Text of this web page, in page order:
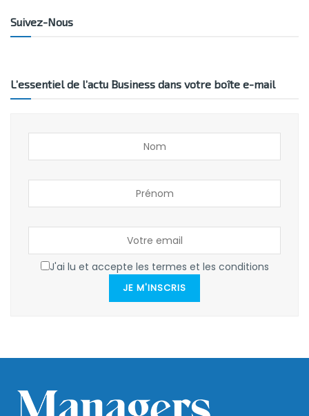
Suivez-Nous
L’essentiel de l’actu Business dans votre boîte e-mail
J'ai lu et accepte les termes et les conditions
JE M'INSCRIS